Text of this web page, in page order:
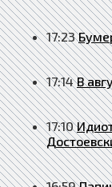
17:23
17:14 В
17:10